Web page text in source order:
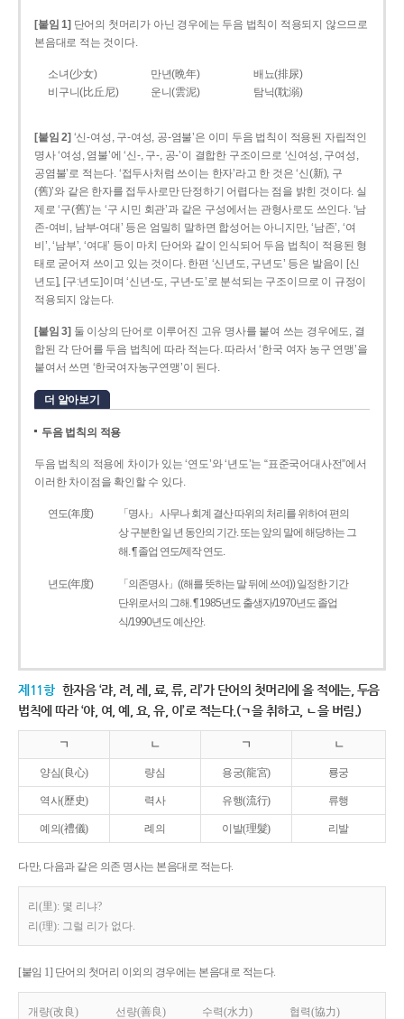
[붙임 1] 단어의 첫머리가 아닌 경우에는 두음 법칙이 적용되지 않으므로
본음대로 적는 것이다.
소녀(少女) 만년(晩年)
배뇨(排尿)
비구니(比丘尼)
운니(雲泥) 탐닉(耽溺)
[붙임 2] ‘신-여성, 구-여성, 공-염불’은 이미 두음 법칙이 적용된 자립적인
명사 ‘여성, 염불’에 ‘신-, 구-, 공-’이 결합한 구조이므로 ‘신여성, 구여성,
공염불’로 적는다. ‘접두사처럼 쓰이는 한자’라고 한 것은 ‘신(新), 구
(舊)’와 같은 한자를 접두사로만 단정하기 어렵다는 점을 밝힌 것이다. 실
제로 ‘구(舊)’는 ‘구 시민 회관’과 같은 구성에서는 관형사로도 쓰인다. ‘남
존­-여비, 남부-­여대’ 등은 엄밀히 말하면 합성어는 아니지만, ‘남존’, ‘여
비’, ‘남부’, ‘여대’ 등이 마치 단어와 같이 인식되어 두음 법칙이 적용된 형
태로 굳어져 쓰이고 있는 것이다. 한편 ‘신년도, 구년도’ 등은 발음이 [신
년도], [구ː년도]이며 ‘신년­-도, 구년-­도’로 분석되는 구조이므로 이 규정이
적용되지 않는다.
[붙임 3] 둘 이상의 단어로 이루어진 고유 명사를 붙여 쓰는 경우에도, 결
합된 각 단어를 두음 법칙에 따라 적는다. 따라서 ‘한국 여자 농구 연맹’을
붙여서 쓰면 ‘한국여자농구연맹’이 된다.
더 알아보기
두음 법칙의 적용
두음 법칙의 적용에 차이가 있는 ‘연도’와 ‘년도’는 “표준국어대사전”에서
이러한 차이점을 확인할 수 있다.
연도(年度)
「명사」 사무나 회계 결산 따위의 처리를 위하여 편의
상 구분한 일 년 동안의 기간. 또는 앞의 말에 해당하는 그
해. ¶ 졸업 연도/제작 연도.
년도(年度)
「의존명사」((해를 뜻하는 말 뒤에 쓰여)) 일정한 기간
단위로서의 그해. ¶ 1985년도 출생자/1970년도 졸업
식/1990년도 예산안.
제11항 한자음 ‘랴, 려, 례, 료, 류, 리’가 단어의 첫머리에 올 적에는, 두음
법칙에 따라 ‘야, 여, 예, 요, 유, 이’로 적는다.(ㄱ을 취하고, ㄴ을 버림.)
ㄱ ㄴ ㄱ ㄴ
양심(良心) 량심 용궁(龍宮) 룡궁
역사(歷史) 력사 유행(流行) 류행
예의(禮儀) 례의 이발(理髮) 리발
다만, 다음과 같은 의존 명사는 본음대로 적는다.
리(里): 몇 리냐?
리(理): 그럴 리가 없다.
[붙임 1] 단어의 첫머리 이외의 경우에는 본음대로 적는다.
개량(改良) 선량(善良) 수력(水力)
협력(協力)